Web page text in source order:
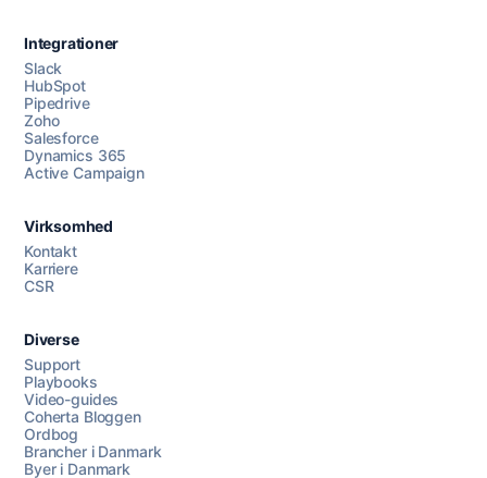
Chat med os
AI Campaign Assist
Integrationer
Slack
HubSpot
Pipedrive
Zoho
Salesforce
Dynamics 365
Active Campaign
Virksomhed
Kontakt
Karriere
CSR
Diverse
Support
Playbooks
Video-guides
Coherta Bloggen
Ordbog
Brancher i Danmark
Byer i Danmark